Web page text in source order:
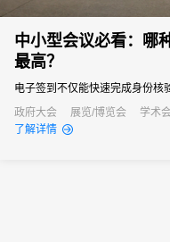
中小型会议必看：哪
最高？
电子签到不仅能快速完成身份核
计等多重功能，能够快速完成签
通过数据分析，为会议组织者提
政府大会 展览/博览会 学术
公关活动
发布会
了解详情